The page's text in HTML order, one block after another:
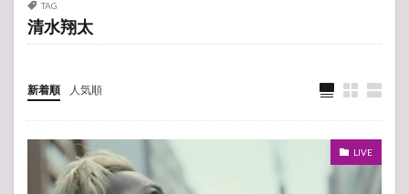
TAG
清水翔太
新着順 人気順
LIVE